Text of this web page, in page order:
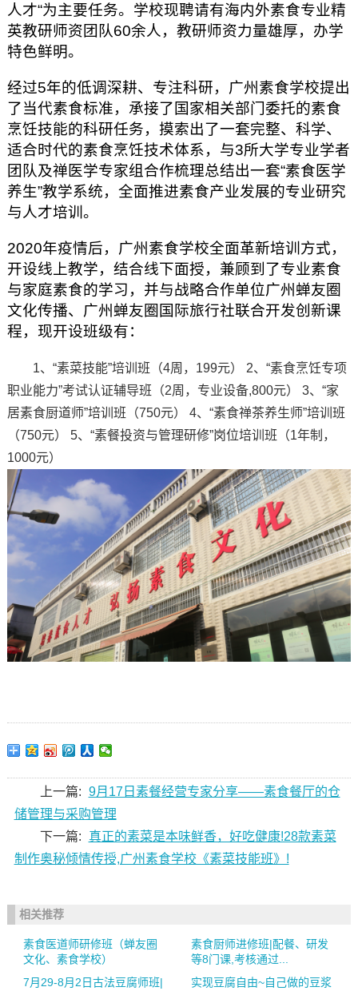
人才“为主要任务。学校现聘请有海内外素食专业精
英教研师资团队60余人，教研师资力量雄厚，办学
特色鲜明。
经过5年的低调深耕、专注科研，广州素食学校提出
了当代素食标准，承接了国家相关部门委托的素食
烹饪技能的科研任务，摸索出了一套完整、科学、
适合时代的素食烹饪技术体系，与3所大学专业学者
团队及禅医学专家组合作梳理总结出一套“素食医学
养生”教学系统，全面推进素食产业发展的专业研究
与人才培训。
2020年疫情后，广州素食学校全面革新培训方式，
开设线上教学，结合线下面授，兼顾到了专业素食
与家庭素食的学习，并与战略合作单位广州蝉友圈
文化传播、广州蝉友圈国际旅行社联合开发创新课
程，现开设班级有：
1、“素菜技能”培训班（4周，199元）
2、“素食烹饪专项
职业能力”考试认证辅导班（2周，专业设备,800元）
3、“家
居素食厨道师”培训班（750元）
4、“素食禅茶养生师”培训班
（750元）
5、“素餐投资与管理研修”岗位培训班（1年制，
1000元）
上一篇: 9月17日素餐经营专家分享——素食餐厅的仓
储管理与采购管理
下一篇:
真正的素菜是本味鲜香，好吃健康!28款素菜
制作奥秘倾情传授,广州素食学校《素菜技能班》!
相关推荐
素食医道师研修班（蝉友圈
文化、素食学校）
素食厨师进修班|配餐、研发
等8门课,考核通过...
7月29-8月2日古法豆腐师班|
实现豆腐自由~自己做的豆浆